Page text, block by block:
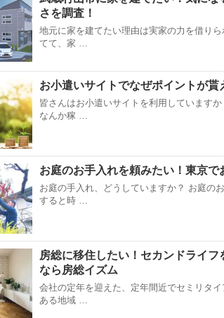
さを調査！
地元に家を建てたい理由は実家の力を借り
てて、家 …
お小遣いサイトでなぜポイントが貰
皆さんはお小遣いサイトを利用しています
なんか稼 …
お庭のお手入れを頼みたい！東京で
お庭の手入れ、どうしていますか？ お庭の
すると時 …
房総に移住したい！セカンドライフ
なら房総イズム
会社の定年を迎えた、定年間近でセミリタ
ある地域 …